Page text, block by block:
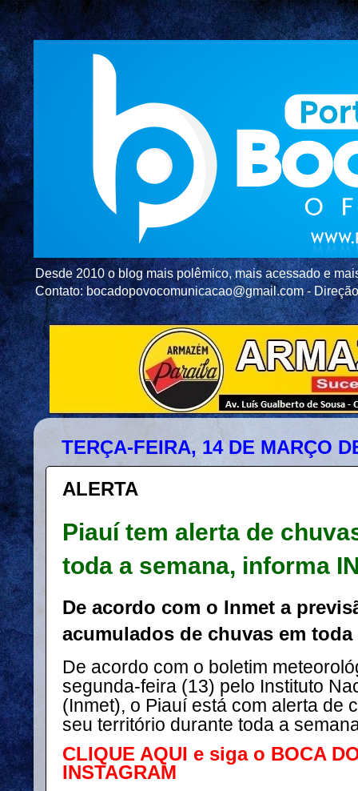
Desde 2010 o blog mais polêmico, mais acessado e
Contato: bocadopovocomunicacao@gmail.com -
TERÇA-FEIRA, 14 DE MARÇO
ALERTA
Piauí tem alerta de
toda a semana, informa
De acordo com o Inmet a
acumulados de chuvas em toda
De acordo com o boletim
segunda-feira (13) pelo Instituto
(Inmet), o Piauí está com alerta de
seu território durante toda a
CLIQUE AQUI e siga o BOCA
INSTAGRAM